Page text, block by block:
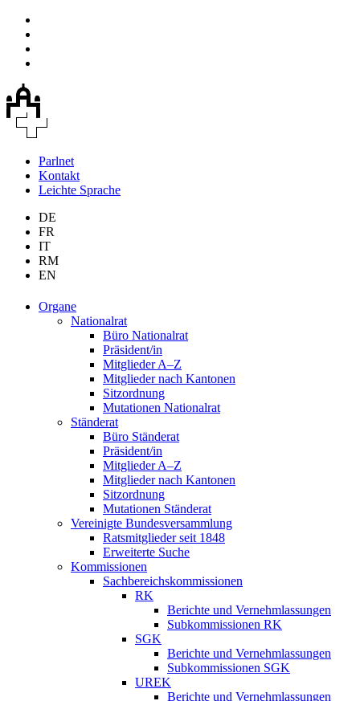
Parlnet
Kontakt
Leichte Sprache
DE
FR
IT
RM
EN
Organe
Nationalrat
Büro Nationalrat
Präsident/in
Mitglieder A–Z
Mitglieder nach Kantonen
Sitzordnung
Mutationen Nationalrat
Ständerat
Büro Ständerat
Präsident/in
Mitglieder A–Z
Mitglieder nach Kantonen
Sitzordnung
Mutationen Ständerat
Vereinigte Bundesversammlung
Ratsmitglieder seit 1848
Erweiterte Suche
Kommissionen
Sachbereichskommissionen
RK
Berichte und Vernehmlassungen
Subkommissionen RK
SGK
Berichte und Vernehmlassungen
Subkommissionen SGK
UREK
Berichte und Vernehmlassungen